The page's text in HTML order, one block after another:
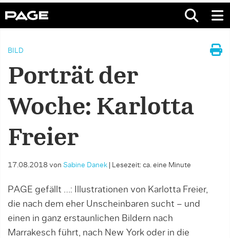
BILD
Porträt der
Woche: Karlotta
Freier
17.08.2018 von Sabine Danek Lesezeit: ca. eine Minute
PAGE gefällt …: Illustrationen von Karlotta Freier,
die nach dem eher Unscheinbaren sucht – und
einen in ganz erstaunlichen Bildern nach
Marrakesch führt, nach New York oder in die